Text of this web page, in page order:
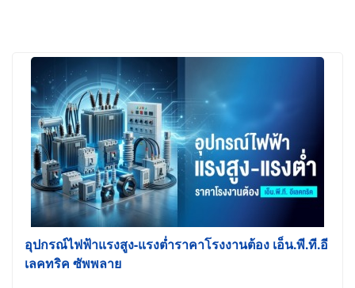
อุปกรณ์ไฟฟ้าแรงสูง-แรงต่ำราคาโรงงานต้อง เอ็น.พี.ที.อี
เลคทริค ซัพพลาย